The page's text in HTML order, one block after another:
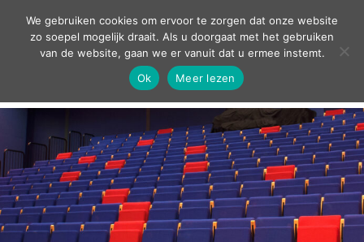
contact
agenda
theater
sport
We gebruiken cookies om ervoor te zorgen dat onze website
zo soepel mogelijk draait. Als u doorgaat met het gebruiken
van de website, gaan we er vanuit dat u ermee instemt.
Ok
Meer lezen